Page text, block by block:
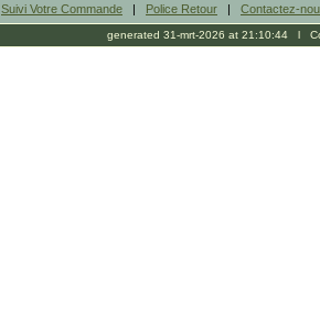
Suivi Votre Commande | Police Retour | Contactez-
generated 31-mrt-2026 at 21:10:44 l